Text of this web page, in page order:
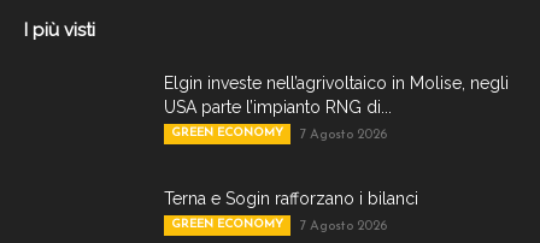
I più visti
Elgin investe nell’agrivoltaico in Molise, negli
USA parte l’impianto RNG di...
GREEN ECONOMY 7 Agosto 2026
Terna e Sogin rafforzano i bilanci
GREEN ECONOMY 7 Agosto 2026